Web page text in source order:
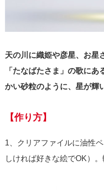
天の川に織姫や彦星、お
「たなばたさま」の歌に
かい砂粒のように、星が輝
【作り方】
1、クリアファイルに油性
しければ好きな絵でOK）